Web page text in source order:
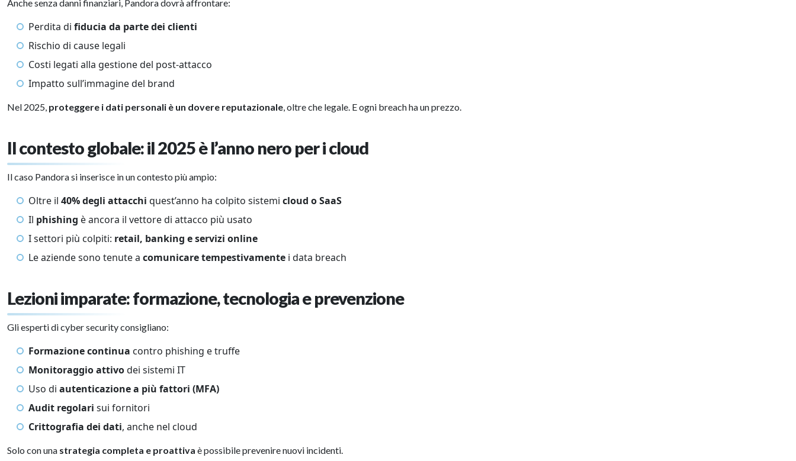
Anche senza danni finanziari, Pandora dovrà affrontare:
Perdita di fiducia da parte dei clienti
Rischio di cause legali
Costi legati alla gestione del post-attacco
Impatto sull’immagine del brand
Nel 2025, proteggere i dati personali è un dovere reputazionale, oltre che legale. E ogni breach ha un prezzo.
Il contesto globale: il 2025 è l’anno nero per i cloud
Il caso Pandora si inserisce in un contesto più ampio:
Oltre il 40% degli attacchi quest’anno ha colpito sistemi cloud o SaaS
Il phishing è ancora il vettore di attacco più usato
I settori più colpiti: retail, banking e servizi online
Le aziende sono tenute a comunicare tempestivamente i data breach
Lezioni imparate: formazione, tecnologia e prevenzione
Gli esperti di cyber security consigliano:
Formazione continua contro phishing e truffe
Monitoraggio attivodei sistemi IT
Uso di autenticazione a più fattori (MFA)
Audit regolari sui fornitori
Crittografia dei dati, anche nel cloud
Solo con una strategia completa e proattiva è possibile prevenire nuovi incidenti.